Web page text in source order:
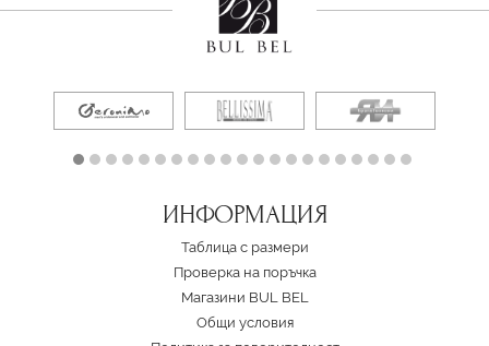
ИНФОРМАЦИЯ
Таблица с размери
Проверка на поръчка
Магазини BUL BEL
Oбщи условия